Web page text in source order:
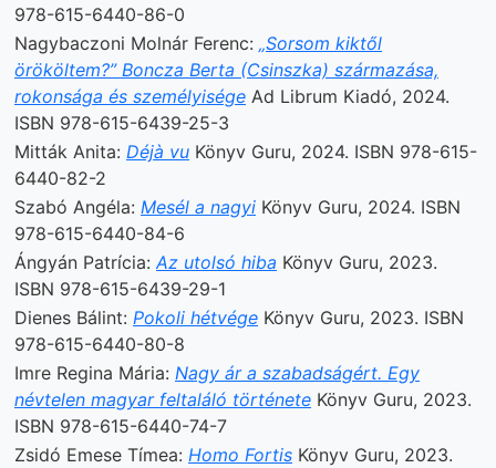
978-615-6440-86-0
Nagybaczoni Molnár Ferenc: „Sorsom kiktől
örököltem?” Boncza Berta (Csinszka) származása,
rokonsága és személyisége Ad Librum Kiadó, 2024.
ISBN 978-615-6439-25-3
Mitták Anita: Déjà vu Könyv Guru, 2024. ISBN 978-615-
6440-82-2
Szabó Angéla: Mesél a nagyi Könyv Guru, 2024. ISBN
978-615-6440-84-6
Ángyán Patrícia:Az utolsó hiba Könyv Guru, 2023.
ISBN 978-615-6439-29-1
Dienes Bálint: Pokoli hétvége Könyv Guru, 2023. ISBN
978-615-6440-80-8
Imre Regina Mária: Nagy ár a szabadságért. Egy
névtelen magyar feltaláló története Könyv Guru, 2023.
ISBN 978-615-6440-74-7
Zsidó Emese Tímea: Homo Fortis Könyv Guru, 2023.